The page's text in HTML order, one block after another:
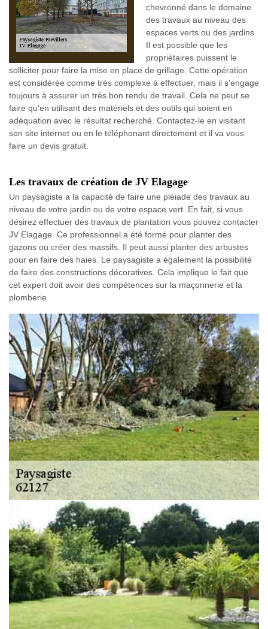
chevronné dans le domaine
des travaux au niveau des
espaces verts ou des jardins.
Il est possible que les
propriétaires puissent le
solliciter pour faire la mise en place de grillage. Cette opération
est considérée comme très complexe à effectuer, mais il s'engage
toujours à assurer un très bon rendu de travail. Cela ne peut se
faire qu'en utilisant des matériels et des outils qui soient en
adéquation avec le résultat recherché. Contactez-le en visitant
son site internet ou en le téléphonant directement et il va vous
faire un devis gratuit.
Les travaux de création de JV Elagage
Un paysagiste a la capacité de faire une pléiade des travaux au
niveau de votre jardin ou de votre espace vert. En fait, si vous
désirez effectuer des travaux de plantation vous pouvez contacter
JV Elagage. Ce professionnel a été formé pour planter des
gazons ou créer des massifs. Il peut aussi planter des arbustes
pour en faire des haies. Le paysagiste a également la possibilité
de faire des constructions décoratives. Cela implique le fait que
cet expert doit avoir des compétences sur la maçonnerie et la
plomberie.